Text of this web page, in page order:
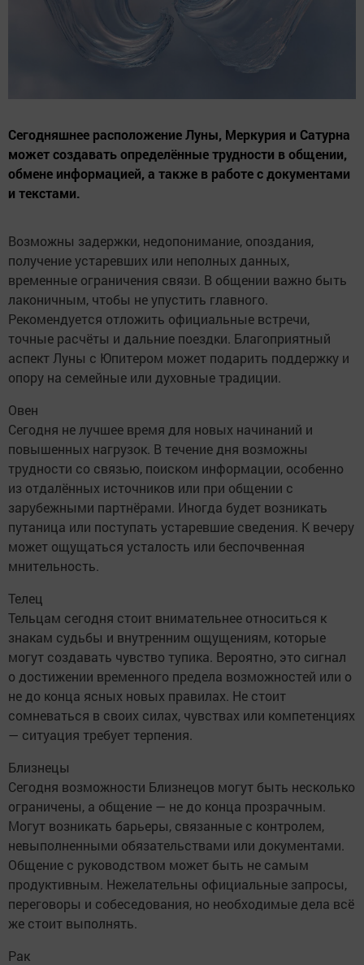
Сегодняшнее расположение Луны, Меркурия и Сатурна
может создавать определённые трудности в общении,
обмене информацией, а также в работе с документами
и текстами.
Возможны задержки, недопонимание, опоздания,
получение устаревших или неполных данных,
временные ограничения связи. В общении важно быть
лаконичным, чтобы не упустить главного.
Рекомендуется отложить официальные встречи,
точные расчёты и дальние поездки. Благоприятный
аспект Луны с Юпитером может подарить поддержку и
опору на семейные или духовные традиции.
Овен
Сегодня не лучшее время для новых начинаний и
повышенных нагрузок. В течение дня возможны
трудности со связью, поиском информации, особенно
из отдалённых источников или при общении с
зарубежными партнёрами. Иногда будет возникать
путаница или поступать устаревшие сведения. К вечеру
может ощущаться усталость или беспочвенная
мнительность.
Телец
Тельцам сегодня стоит внимательнее относиться к
знакам судьбы и внутренним ощущениям, которые
могут создавать чувство тупика. Вероятно, это сигнал
о достижении временного предела возможностей или о
не до конца ясных новых правилах. Не стоит
сомневаться в своих силах, чувствах или компетенциях
— ситуация требует терпения.
Близнецы
Сегодня возможности Близнецов могут быть несколько
ограничены, а общение — не до конца прозрачным.
Могут возникать барьеры, связанные с контролем,
невыполненными обязательствами или документами.
Общение с руководством может быть не самым
продуктивным. Нежелательны официальные запросы,
переговоры и собеседования, но необходимые дела всё
же стоит выполнять.
Рак